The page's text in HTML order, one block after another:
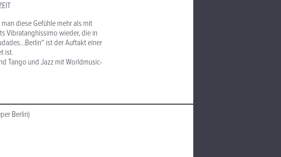
diese Gefühle mehr als mit
Vibratanghissimo wieder, die in
ist der Auftakt einer
ist.
Tango und Jazz mit Worldmusic-
Berlin)